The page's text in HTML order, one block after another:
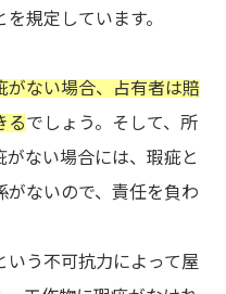
規定しています。
がない場合、占有者は賠
るでしょう。そして、所
ない場合には、瑕疵と
ないので、責任を負わ
う不可抗力によって屋